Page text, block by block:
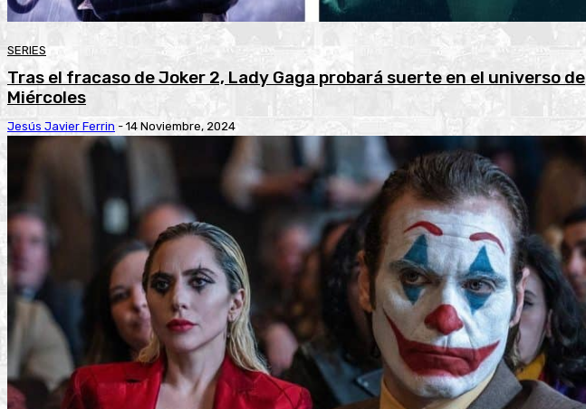
SERIES
Tras el fracaso de Joker 2, Lady Gaga probará suerte en el universo de
Miércoles
Jesús Javier Ferrin - 14 Noviembre, 2024